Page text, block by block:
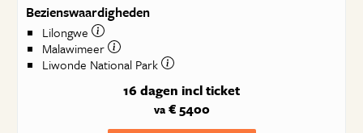
Bezienswaardigheden
Lilongwe
Malawimeer
Liwonde National Park
16 dagen incl ticket
va€ 5400